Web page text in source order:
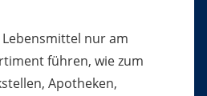
nur am
führen, wie zum
Apotheken,